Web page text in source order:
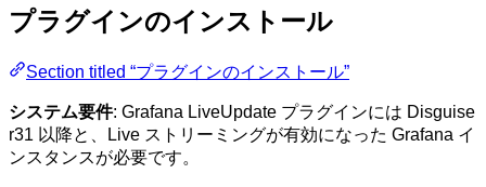
プラグインのインストール
Section titled “プラグインのインストール”
システム要件: Grafana LiveUpdate プラグインには Disguise
r31 以降と、Live ストリーミングが有効になった Grafana イ
ンスタンスが必要です。